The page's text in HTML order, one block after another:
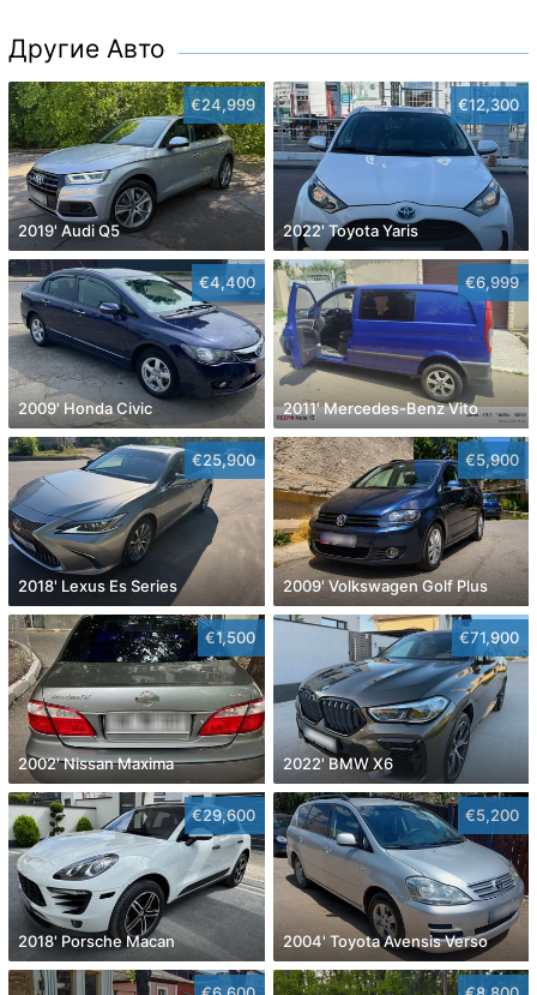
Другие Авто
€24,999
2019' Audi Q5
€12,300
2022' Toyota Yaris
€4,400
2009' Honda Civic
€6,999
2011' Mercedes-Benz Vito
€25,900
2018' Lexus Es Series
€5,900
2009' Volkswagen Golf Plus
€1,500
2002' Nissan Maxima
€71,900
2022' BMW X6
€29,600
2018' Porsche Macan
€5,200
2004' Toyota Avensis Verso